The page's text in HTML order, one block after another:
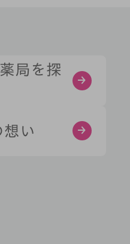
局を探
想い